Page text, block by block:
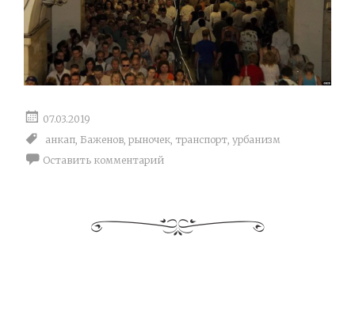
07.03.2019
анкап, Баженов, рыночек, транспорт, урбанизм
Оставить комментарий